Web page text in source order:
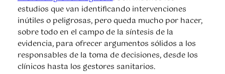
estudios que van identificando intervenciones
inútiles o peligrosas, pero queda mucho por hacer,
sobre todo en el campo de la síntesis de la
evidencia, para ofrecer argumentos sólidos a los
responsables de la toma de decisiones, desde los
clínicos hasta los gestores sanitarios.